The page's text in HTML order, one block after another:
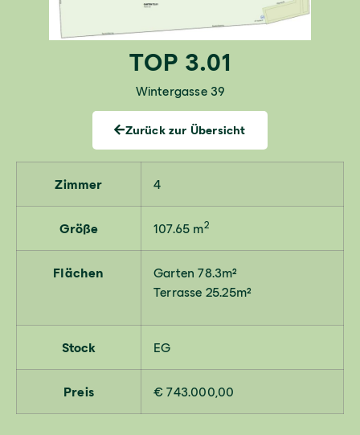
TOP 3.01
Wintergasse 39
Zurück zur Übersicht
Zimmer 4
Größe 107.65 m2
Flächen
Garten 78.3m²
Terrasse 25.25m²
Stock EG
Preis € 743.000,00